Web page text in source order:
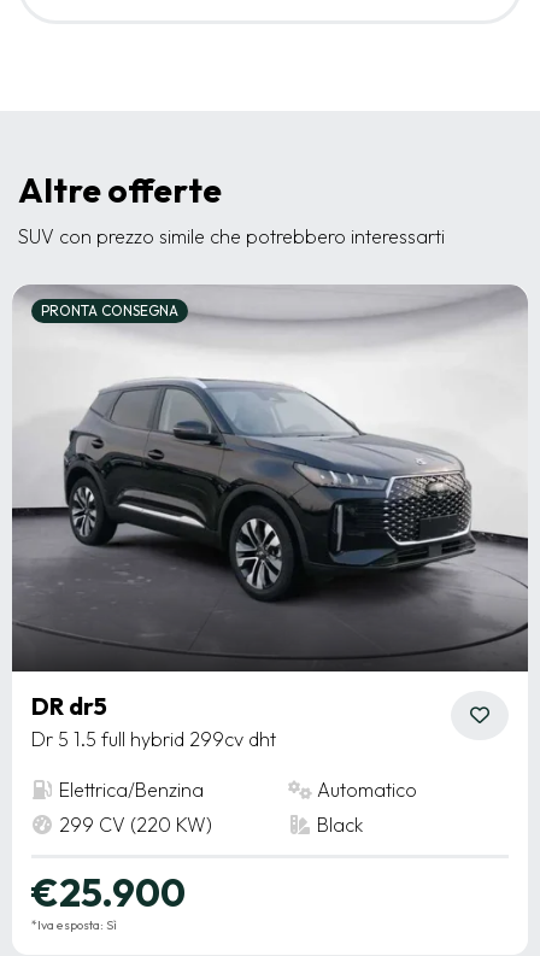
Altre offerte
SUV con prezzo simile che potrebbero interessarti
PRONTA CONSEGNA
DR dr5
Dr 5 1.5 full hybrid 299cv dht
Elettrica/Benzina
Automatico
299 CV (220 KW)
Black
€25.900
*Iva esposta: Sì